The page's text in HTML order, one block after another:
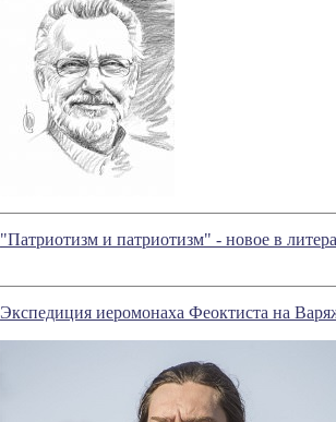
"Патриотизм и патриотизм" - новое в
Экспедиция иеромонаха Феоктиста на